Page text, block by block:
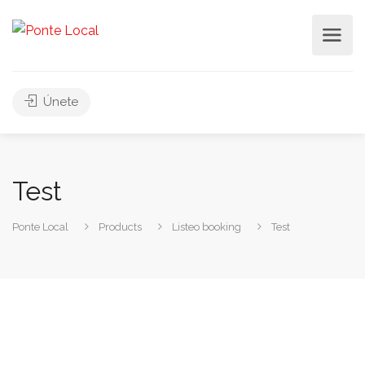
Únete
Test
Ponte Local Products Listeo booking Test